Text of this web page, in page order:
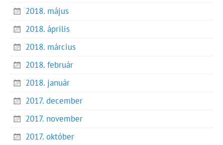
2018. május
2018. április
2018. március
2018. február
2018. január
2017. december
2017. november
2017. október